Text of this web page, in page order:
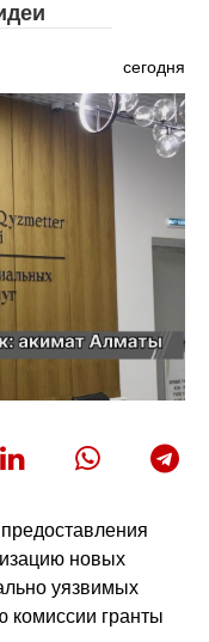
сегодня
новых
уязвимых
комиссии гранты